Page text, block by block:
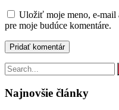
Uložiť moje meno, e-mail
pre moje budúce komentáre.
Najnovšie články